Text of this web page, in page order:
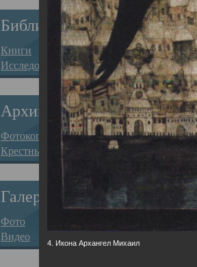
Библиотека
Книги
Исследования
Архив
Фотокопии дел
Крестные ходы
Галерея
Фото
Видео
4. Икона Архангел Михаил